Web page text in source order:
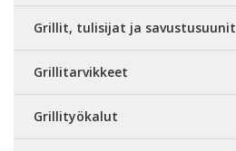
Grillit, tulisijat ja savustusuunit
Grillitarvikkeet
Grillityökalut